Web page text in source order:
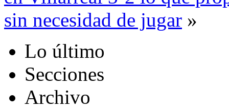
sin necesidad de jugar »
Lo último
Secciones
Archivo